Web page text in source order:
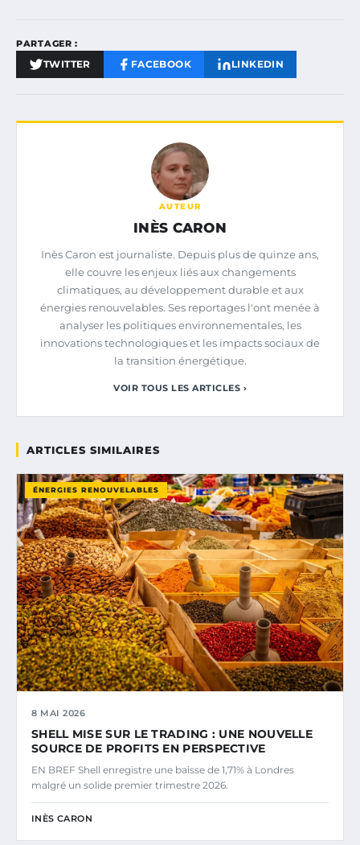
PARTAGER :
TWITTER FACEBOOK LINKEDIN
AUTEUR
INÈS CARON
Inès Caron est journaliste. Depuis plus de quinze ans,
elle couvre les enjeux liés aux changements
climatiques, au développement durable et aux
énergies renouvelables. Ses reportages l'ont menée à
analyser les politiques environnementales, les
innovations technologiques et les impacts sociaux de
la transition énergétique.
VOIR TOUS LES ARTICLES ›
ARTICLES SIMILAIRES
ÉNERGIES RENOUVELABLES
8 MAI 2026
SHELL MISE SUR LE TRADING : UNE NOUVELLE
SOURCE DE PROFITS EN PERSPECTIVE
EN BREF Shell enregistre une baisse de 1,71% à Londres
malgré un solide premier trimestre 2026.
INÈS CARON